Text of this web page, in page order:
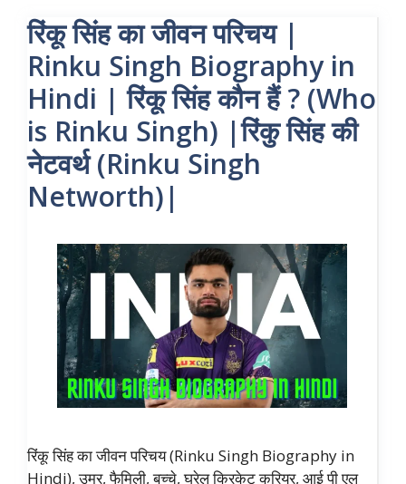
रिंकू सिंह का जीवन परिचय |
Rinku Singh Biography in
Hindi | रिंकू सिंह कौन हैं ? (Who
is Rinku Singh) |रिंकु सिंह की
नेटवर्थ (Rinku Singh
Networth)|
रिंकू सिंह का जीवन परिचय (Rinku Singh Biography in
Hindi), उम्र, फैमिली, बच्चे, घरेलु क्रिकेट करियर, आई पी एल